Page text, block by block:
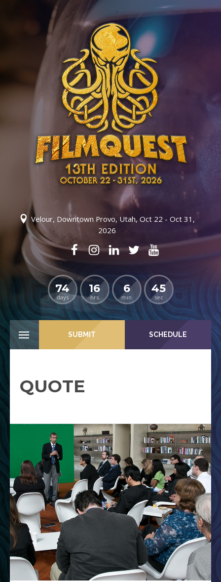
Velour, Downtown Provo, Utah, Oct 22 - Oct 31,
2026
74
days
16
hrs
6
min
45
sec
SUBMIT SCHEDULE
QUOTE